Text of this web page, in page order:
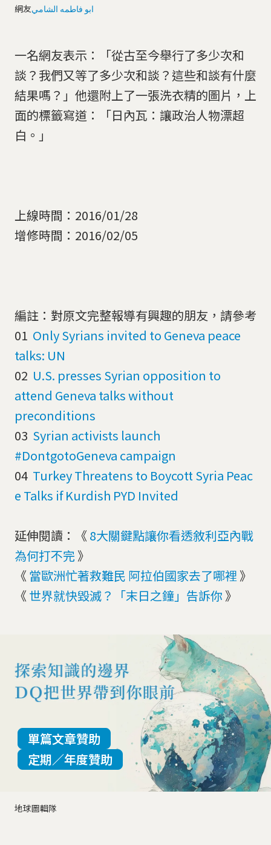
網友ابو فاطمه الشامي
一名網友表示：「從古至今舉行了多少次和
談？我們又等了多少次和談？這些和談有什麼
結果嗎？」他還附上了一張洗衣精的圖片，上
面的標籤寫道：「日內瓦：讓政治人物漂超
白。」
上線時間：2016/01/28
增修時間：2016/02/05
編註：對原文完整報導有興趣的朋友，請參考
01 Only Syrians invited to Geneva peace
talks: UN
02 U.S. presses Syrian opposition to
attend Geneva talks without
preconditions
03 Syrian activists launch
#DontgotoGeneva campaign
04 Turkey Threatens to Boycott Syria Peac
e Talks if Kurdish PYD Invited
延伸閱讀：《 8大關鍵點讓你看透敘利亞內戰
為何打不完 》
《 當歐洲忙著救難民 阿拉伯國家去了哪裡 》
《 世界就快毀滅？「末日之鐘」告訴你 》
地球圖輯隊
單篇文章贊助
定期／年度贊助